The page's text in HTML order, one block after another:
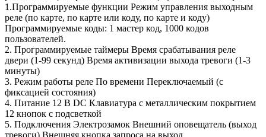
1.Программируемые функции Режим управления выходным
реле (по карте, по карте или коду, по карте и коду)
Программируемые коды: 1 мастер код, 1000 кодов
пользователей.
2. Программируемые таймеры Время срабатывания реле
двери (1-99 секунд) Время активизации выхода тревоги (1-3
минуты)
3. Режим работы реле По времени Переключаемый (с
фиксацией состояния)
4. Питание 12 В DC Клавиатура с металлическим покрытием
12 кнопок с подсветкой
5. Подключения Электрозамок Внешний оповещатель (выход
тревоги) Внешняя кнопка запроса на выход